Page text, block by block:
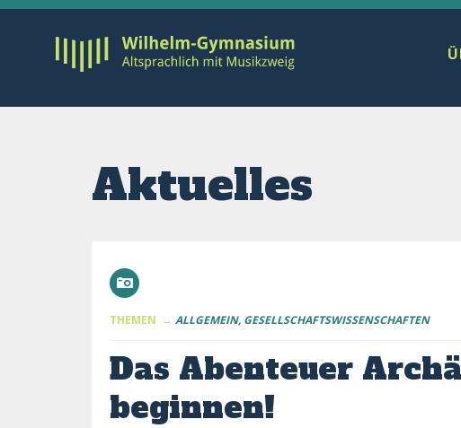
Aktuelles
THEMEN → ALLGEMEIN GESELLSCHAFTSWISSENSCHAFTEN
Das Abenteuer
beginnen!